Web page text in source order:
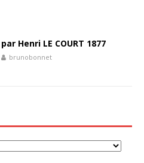
Henri LE COURT 1877
brunobonnet